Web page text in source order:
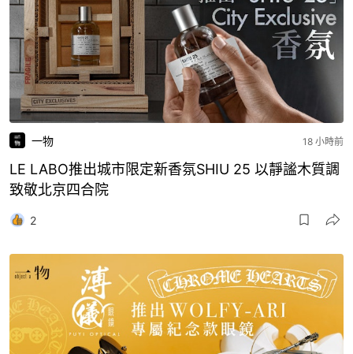
一物 18 小時前
LE LABO推出城市限定新香氛SHIU 25 以靜謐木質調
致敬北京四合院
2